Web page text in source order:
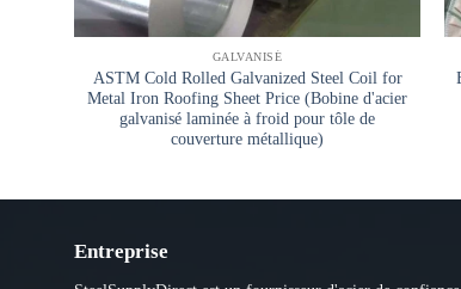
GALVANISÉ
ASTM Cold Rolled Galvanized Steel Coil for
Metal Iron Roofing Sheet Price (Bobine d'acier
galvanisé laminée à froid pour tôle de
couverture métallique)
Entreprise